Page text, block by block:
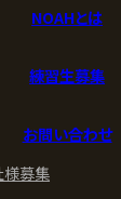
NOAHとは
練習生募集
お問い合わせ
様募集